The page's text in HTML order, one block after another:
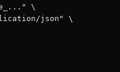
\
json" \